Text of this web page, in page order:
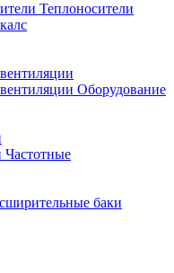
Теплоносители
Оборудование
Частотные